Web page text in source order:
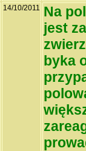
14/10/2011 Na
jest
byka